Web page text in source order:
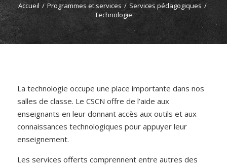
Accueil / Programmes et services / Services pédagogiques /
Technologie
La technologie occupe une place importante dans nos
salles de classe. Le CSCN offre de l’aide aux
enseignants en leur donnant accès aux outils et aux
connaissances technologiques pour appuyer leur
enseignement.
Les services offerts comprennent entre autres des